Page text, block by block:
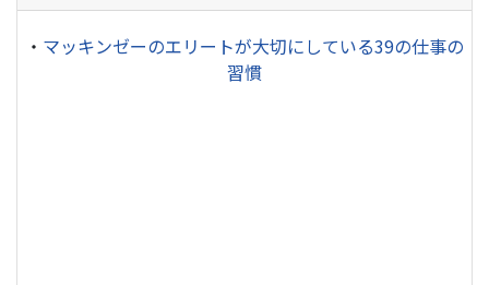
・ マッキンゼーのエリートが大切にしている39の仕事の
習慣